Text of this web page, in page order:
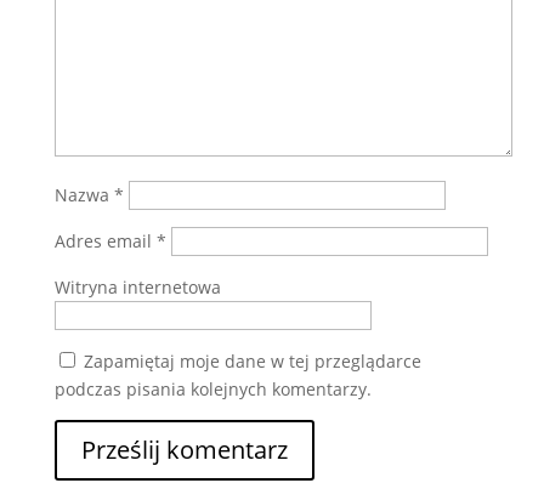
Nazwa *
Adres email *
Witryna internetowa
Zapamiętaj moje dane w tej przeglądarce
podczas pisania kolejnych komentarzy.